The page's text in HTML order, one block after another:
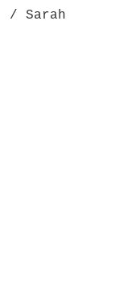
/ Sarah